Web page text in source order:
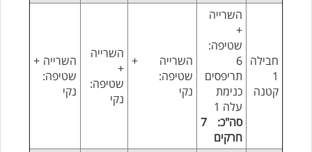
חבילה
1
קטנה
השרייה
+
שטיפה:
6
תריפסים
כנימת
עלה 1
סה"כ: 7
חרקים
השרייה +
שטיפה:
נקי
השרייה
+
שטיפה:
נקי
השרייה +
שטיפה:
נקי